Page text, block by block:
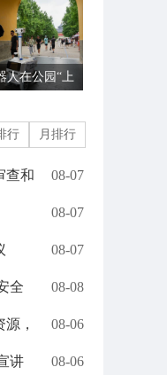
人在公园“上
行 月排行
查和 08-07
08-07
08-07
全 08-08
， 08-06
讲 08-06